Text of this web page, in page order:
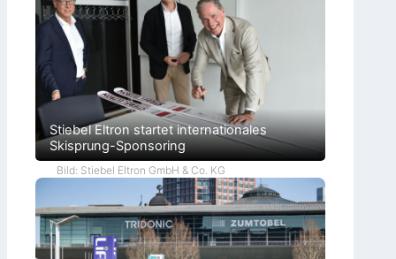
Stiebel Eltron startet internationales
Skisprung-Sponsoring
Bild: Stiebel Eltron GmbH & Co. KG